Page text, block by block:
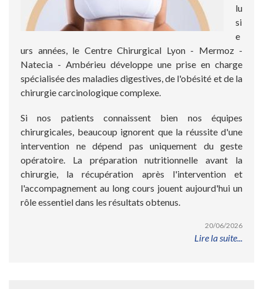
lu
si
e
urs années, le Centre Chirurgical Lyon - Mermoz -
Natecia - Ambérieu développe une prise en charge
spécialisée des maladies digestives, de l'obésité et de la
chirurgie carcinologique complexe.
Si nos patients connaissent bien nos équipes
chirurgicales, beaucoup ignorent que la réussite d'une
intervention ne dépend pas uniquement du geste
opératoire. La préparation nutritionnelle avant la
chirurgie, la récupération après l'intervention et
l'accompagnement au long cours jouent aujourd'hui un
rôle essentiel dans les résultats obtenus.
20/06/2026
Lire la suite...